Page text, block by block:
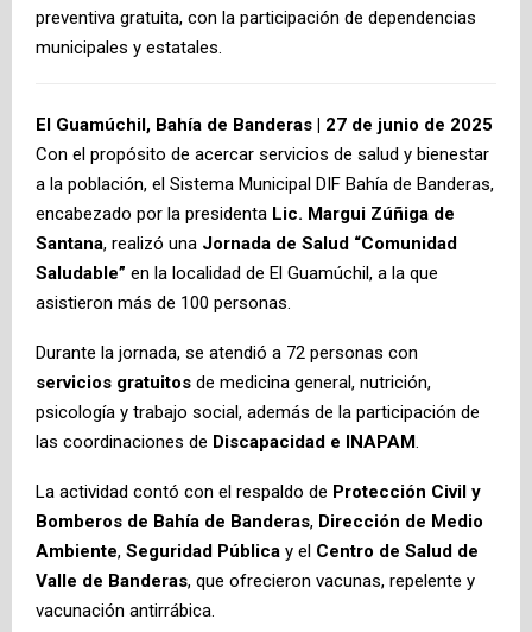
preventiva gratuita, con la participación de dependencias
municipales y estatales.
El Guamúchil, Bahía de Banderas | 27 de junio de 2025
Con el propósito de acercar servicios de salud y bienestar
a la población, el Sistema Municipal DIF Bahía de Banderas,
encabezado por la presidenta Lic. Margui Zúñiga de
Santana, realizó una Jornada de Salud “Comunidad
Saludable” en la localidad de El Guamúchil, a la que
asistieron más de 100 personas.
Durante la jornada, se atendió a 72 personas con
servicios gratuitos de medicina general, nutrición,
psicología y trabajo social, además de la participación de
las coordinaciones de Discapacidad e INAPAM.
La actividad contó con el respaldo de Protección Civil y
Bomberos de Bahía de Banderas, Dirección de Medio
Ambiente, Seguridad Pública y el Centro de Salud de
Valle de Banderas, que ofrecieron vacunas, repelente y
vacunación antirrábica.